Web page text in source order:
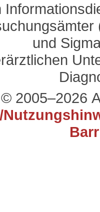
und
2005–2026